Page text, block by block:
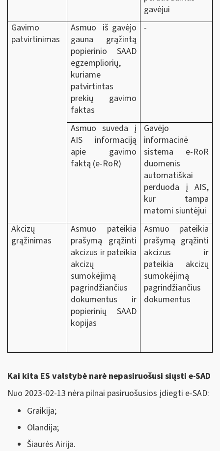
gavėjui
Gavimo
patvirtinimas
Asmuo iš gavėjo
gauna grąžintą
popierinio SAAD
egzempliorių,
kuriame
patvirtintas
prekių gavimo
faktas
-
Asmuo suveda į
AIS informaciją
apie gavimo
faktą (e-RoR)
Gavėjo
informacinė
sistema e-RoR
duomenis
automatiškai
perduoda į AIS,
kur tampa
matomi siuntėjui
Akcizų
grąžinimas
Asmuo pateikia
prašymą grąžinti
akcizus ir pateikia
akcizų
sumokėjimą
pagrindžiančius
dokumentus ir
popierinių SAAD
kopijas
Asmuo pateikia
prašymą grąžinti
akcizus ir
pateikia akcizų
sumokėjimą
pagrindžiančius
dokumentus
Kai kita ES valstybė narė nepasiruošusi siųsti e-SAD
Nuo 2023-02-13 nėra pilnai pasiruošusios įdiegti e-SAD:
Graikija;
Olandija;
Šiaurės Airija.